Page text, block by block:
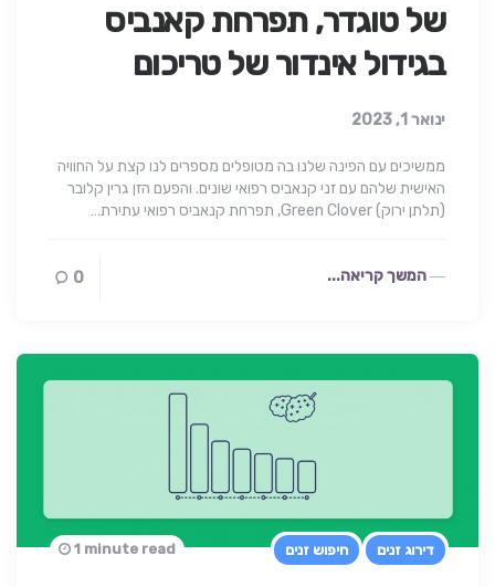
של טוגדר, תפרחת קאנביס
בגידול אינדור של טריכום
ינואר 1, 2023
ממשיכים עם הפינה שלנו בה מטופלים מספרים לנו קצת על החוויה
האישית שלהם עם זני קנאביס רפואי שונים. והפעם הזן גרין קלובר
(תלתן ירוק) Green Clover, תפרחת קנאביס רפואי עתירת…
המשך קריאה... 0
דירוג זנים חיפוש זנים 1 minute read